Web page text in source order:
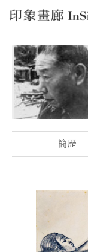
InSian
簡歷